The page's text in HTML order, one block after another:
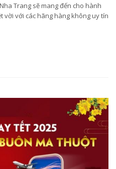
Trang sẽ mang đến cho hành
vời với các hãng hàng không uy tín